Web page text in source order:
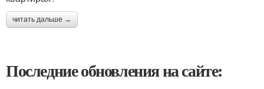
читать дальше →
Последние обновления на сайте: